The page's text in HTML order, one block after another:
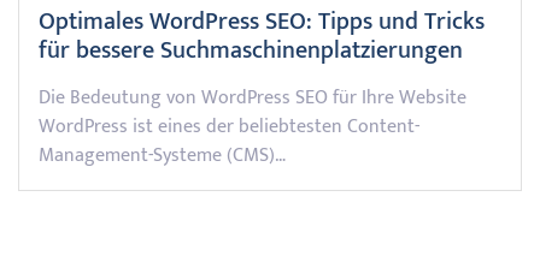
Optimales WordPress SEO: Tipps und Tricks
für bessere Suchmaschinenplatzierungen
Die Bedeutung von WordPress SEO für Ihre Website
WordPress ist eines der beliebtesten Content-
Management-Systeme (CMS)…